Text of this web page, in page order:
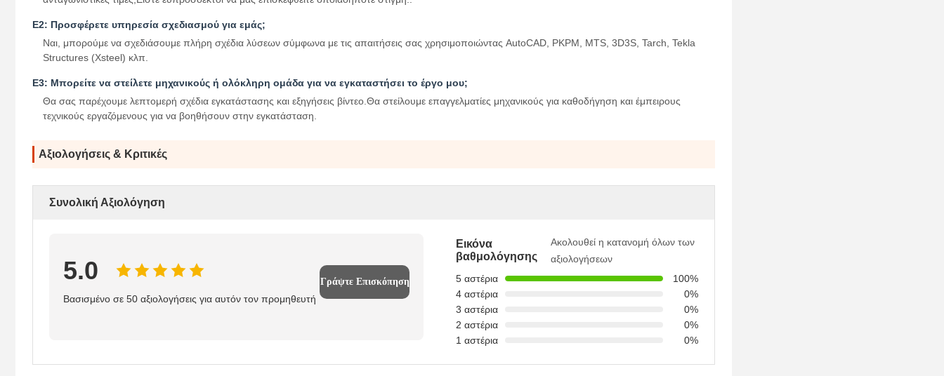
Ε2: Προσφέρετε υπηρεσία σχεδιασμού για εμάς;
Ναι, μπορούμε να σχεδιάσουμε πλήρη σχέδια λύσεων σύμφωνα με τις απαιτήσεις σας χρησιμοποιώντας AutoCAD, PKPM, MTS, 3D3S, Tarch, Tekla
Structures (Xsteel) κλπ.
Ε3: Μπορείτε να στείλετε μηχανικούς ή ολόκληρη ομάδα για να εγκαταστήσει το έργο μου;
Θα σας παρέχουμε λεπτομερή σχέδια εγκατάστασης και εξηγήσεις βίντεο.Θα στείλουμε επαγγελματίες μηχανικούς για καθοδήγηση και έμπειρους
τεχνικούς εργαζόμενους για να βοηθήσουν στην εγκατάσταση.
Αξιολογήσεις & Κριτικές
Συνολική Αξιολόγηση
5.0
Βασισμένο σε 50 αξιολογήσεις για αυτόν τον προμηθευτή
Γράψτε Επισκόπηση
Εικόνα
βαθμολόγησης
Ακολουθεί η κατανομή όλων των
αξιολογήσεων
5 αστέρια
100%
4 αστέρια
0%
3 αστέρια
0%
2 αστέρια
0%
1 αστέρια
0%